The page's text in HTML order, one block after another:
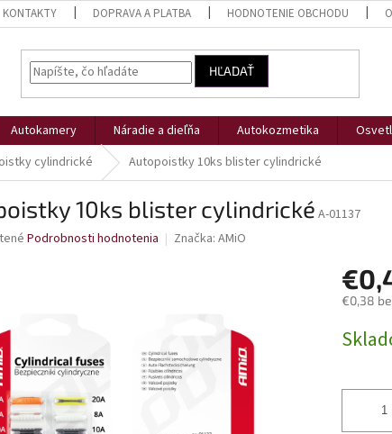
KONTAKTY DOPRAVA A PLATBA HODNOTENIE OBCHODU
HĽADAŤ
Autokamery Náradie a dieľňa Autokozmetika
cylindrické Autopoistky 10ks blister cylindrické
10ks blister cylindrické A-01137
Podrobnosti hodnotenia Značka: AMiO
€0,38
cena: